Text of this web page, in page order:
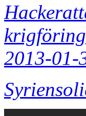
2013-01-